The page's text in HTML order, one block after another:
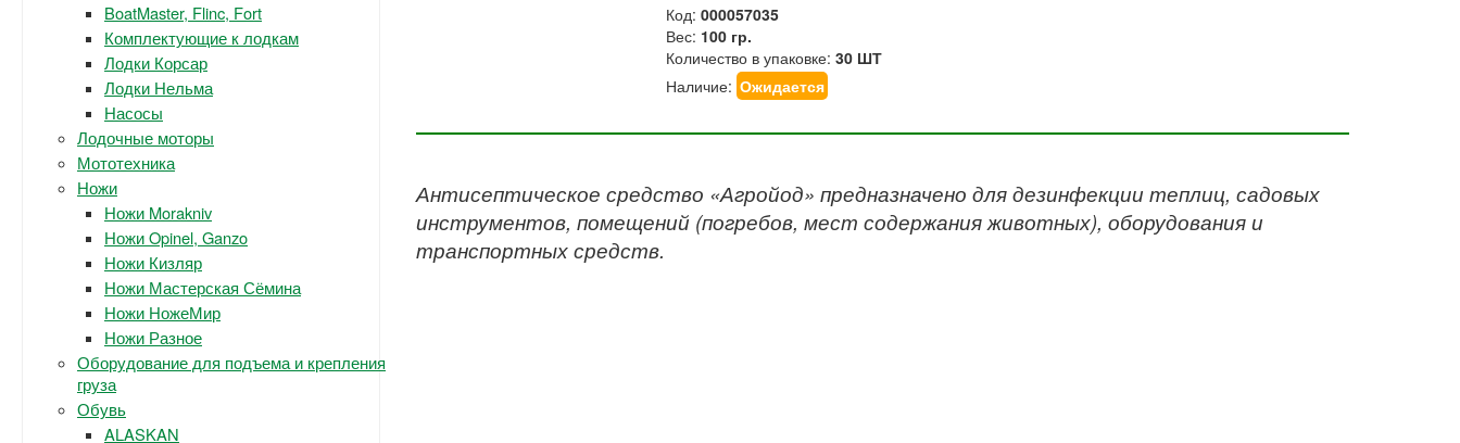
BoatMaster, Flinc, Fort
Комплектующие к лодкам
Лодки Корсар
Лодки Нельма
Насосы
Лодочные моторы
Мототехника
Ножи
Ножи Morakniv
Ножи Opinel, Ganzo
Ножи Кизляр
Ножи Мастерская Сёмина
Ножи НожеМир
Ножи Разное
Оборудование для подъема и крепления
груза
Обувь
ALASKAN
Код:000057035
Вес: 100 гр.
Количество в упаковке:30 ШТ
Наличие: Ожидается
Антисептическое средство «Агройод» предназначено для дезинфекции теплиц, садовых
инструментов, помещений (погребов, мест содержания животных), оборудования и
транспортных средств.